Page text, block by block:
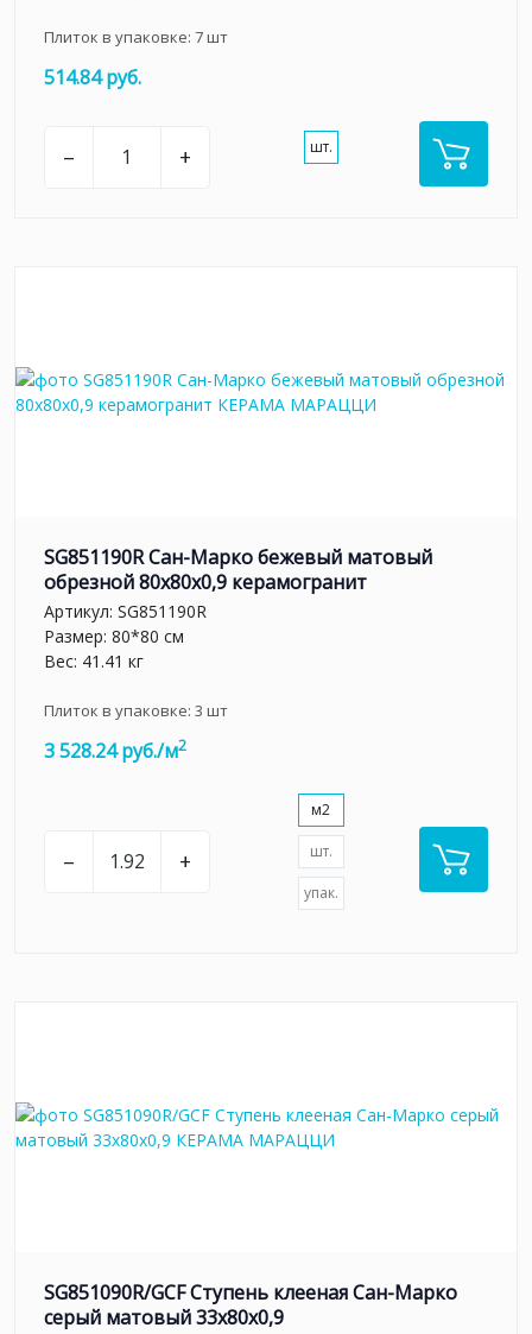
Плиток в упаковке: 7шт
514.84 руб.
– + шт.
SG851190R Сан-Марко бежевый матовый
обрезной 80x80x0,9 керамогранит
Артикул: SG851190R
Размер: 80*80 см
Вес: 41.41 кг
Плиток в упаковке: 3 шт
3 528.24 руб./м2
– +
м2
шт.
упак.
SG851090R/GCF Ступень клееная Сан-Марко
серый матовый 33x80x0,9